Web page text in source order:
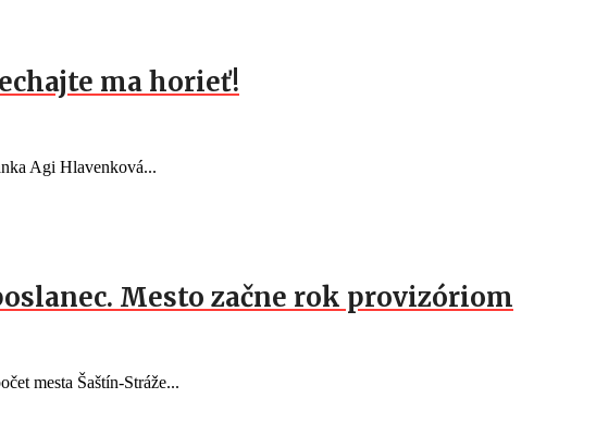
ma horieť!
Agi Hlavenková...
Mesto začne rok provizóriom
mesta Šaštín-Stráže...